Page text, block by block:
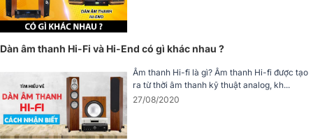
Dàn âm thanh Hi-Fi và Hi-End có gì khác nhau ?
Âm thanh Hi-fi là gì? Âm thanh Hi-fi được tạo
ra từ thời âm thanh kỹ thuật analog, kh...
27/08/2020